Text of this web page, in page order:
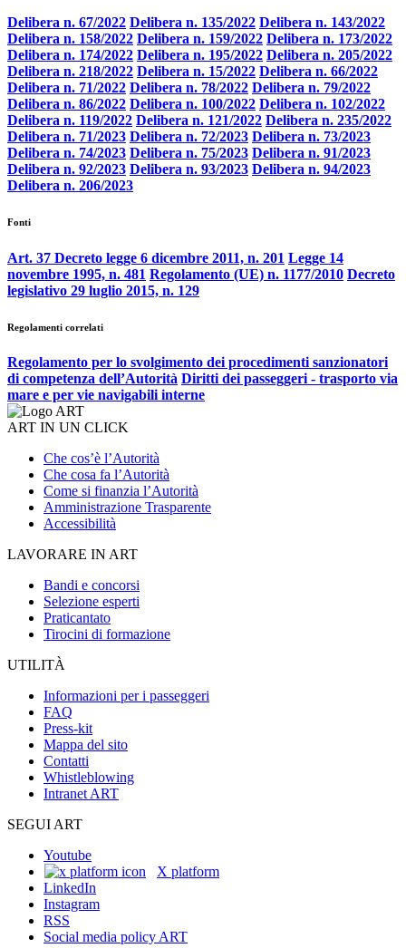
Delibera n. 67/2022 Delibera n. 135/2022 Delibera n. 143/2022
Delibera n. 158/2022 Delibera n. 159/2022 Delibera n. 173/2022
Delibera n. 174/2022 Delibera n. 195/2022 Delibera n. 205/2022
Delibera n. 218/2022 Delibera n. 15/2022 Delibera n. 66/2022
Delibera n. 71/2022 Delibera n. 78/2022 Delibera n. 79/2022
Delibera n. 86/2022 Delibera n. 100/2022 Delibera n. 102/2022
Delibera n. 119/2022 Delibera n. 121/2022 Delibera n. 235/2022
Delibera n. 71/2023 Delibera n. 72/2023 Delibera n. 73/2023
Delibera n. 74/2023 Delibera n. 75/2023 Delibera n. 91/2023
Delibera n. 92/2023 Delibera n. 93/2023 Delibera n. 94/2023
Delibera n. 206/2023
Fonti
Art. 37 Decreto legge 6 dicembre 2011, n. 201 Legge 14
novembre 1995, n. 481 Regolamento (UE) n. 1177/2010 Decreto
legislativo 29 luglio 2015, n. 129
Regolamenti correlati
Regolamento per lo svolgimento dei procedimenti sanzionatori
di competenza dell’Autorità Diritti dei passeggeri - trasporto via
mare e per vie navigabili interne
ART IN UN CLICK
Che cos’è l’Autorità
Che cosa fa l’Autorità
Come si finanzia l’Autorità
Amministrazione Trasparente
Accessibilità
LAVORARE IN ART
Bandi e concorsi
Selezione esperti
Praticantato
Tirocini di formazione
UTILITÀ
Informazioni per i passeggeri
FAQ
Press-kit
Mappa del sito
Contatti
Whistleblowing
Intranet ART
SEGUI ART
Youtube
X platform
LinkedIn
Instagram
RSS
Social media policy ART